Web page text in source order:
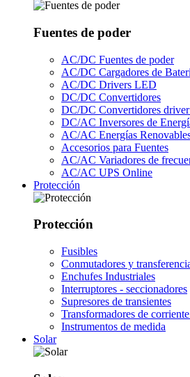
Fuentes de poder
AC/DC Fuentes de poder
AC/DC Cargadores de
AC/DC Drivers LED
DC/DC Convertidores
DC/DC Convertidores
DC/AC Inversores de
AC/AC Energías
Accesorios para Fuentes
AC/AC Variadores de
AC/AC UPS Online
Protección
Protección
Fusibles
Conmutadores y
Enchufes Industriales
Interruptores - seccionadores
Supresores de transientes
Transformadores de
Instrumentos de medida
Solar